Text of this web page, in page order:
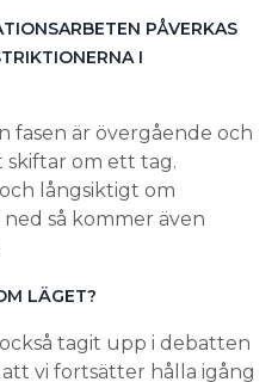
så kommer även
LÄGET?
tagit upp i debatten
vi fortsätter hålla igång
Vi levererar
vi ser till så att sjukhus
kyla, värme vilket är
Och de som
att vi försöker hålla
det går så att de